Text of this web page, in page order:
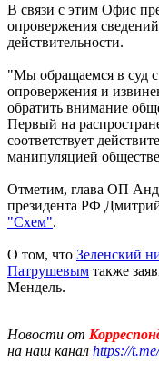
В связи с этим Офис
опровержения
действительности.
"Мы обращаемся в суд
опровержения и
обратить внимание
Первый на
соответствует
манипуляцией
Отметим, глава ОП
президента РФ
"Схем".
О том, что Зеленский
Патрушевым также
Мендель.
Новости от
на наш канал https://